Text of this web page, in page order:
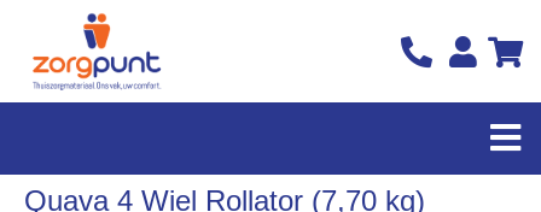
Quava 4 Wiel Rollator (7,70 kg)